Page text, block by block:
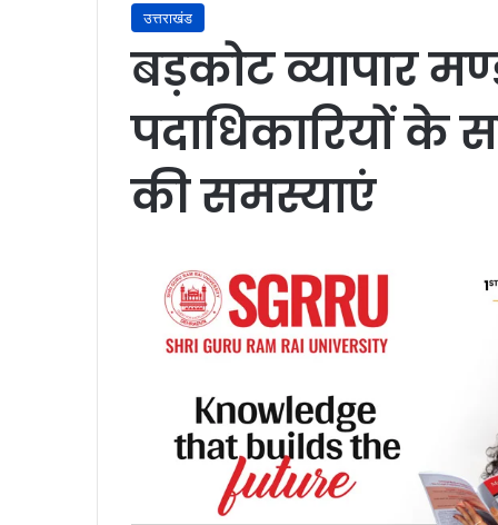
उत्तराखंड
बड़कोट व्यापार
पदाधिकारियों के
की समस्याएं